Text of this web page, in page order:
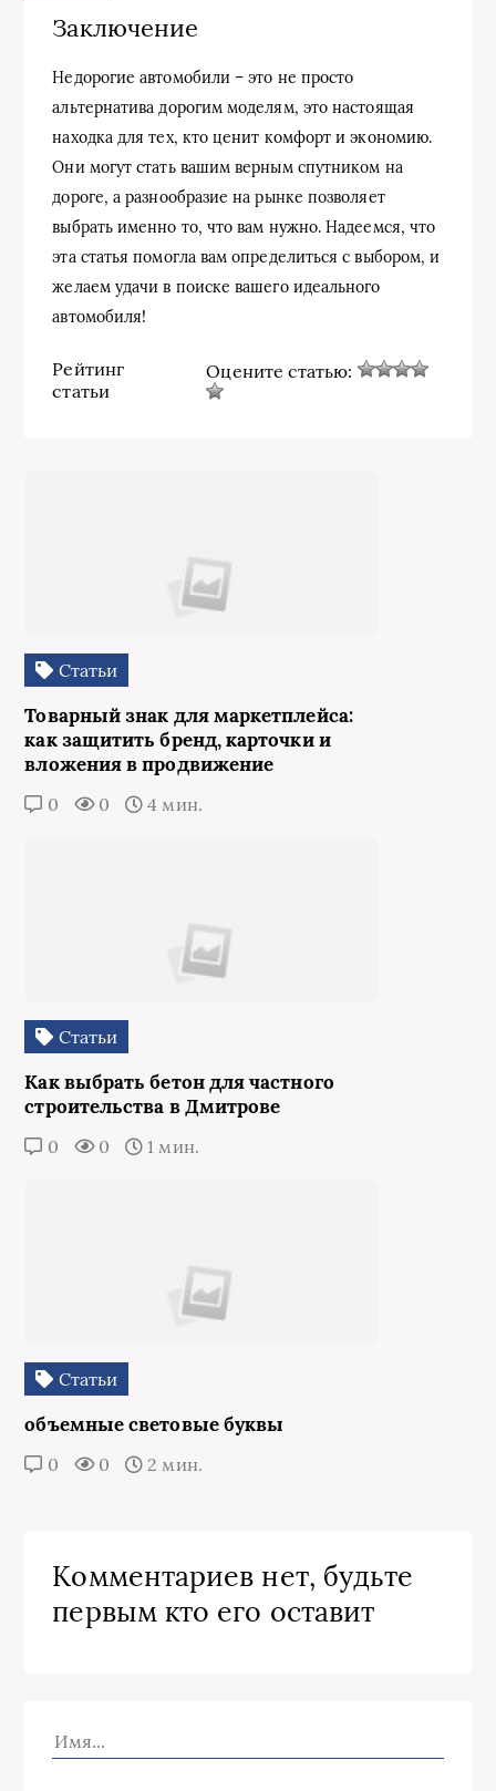
Заключение
Недорогие автомобили – это не просто
альтернатива дорогим моделям, это настоящая
находка для тех, кто ценит комфорт и экономию.
Они могут стать вашим верным спутником на
дороге, а разнообразие на рынке позволяет
выбрать именно то, что вам нужно. Надеемся, что
эта статья помогла вам определиться с выбором, и
желаем удачи в поиске вашего идеального
автомобиля!
Рейтинг
статьи
Оцените статью:
Статьи
Товарный знак для маркетплейса:
как защитить бренд, карточки и
вложения в продвижение
0 0 4 мин.
Статьи
Как выбрать бетон для частного
строительства в Дмитрове
0 0 1 мин.
Статьи
объемные световые буквы
0 0 2 мин.
Комментариев нет, будьте
первым кто его оставит